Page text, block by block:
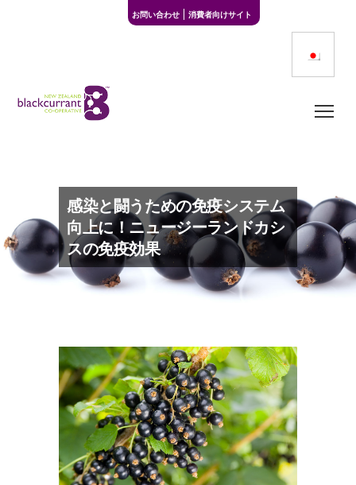
お問い合わせ 消費者向けサイト
感染と闘うための免疫システム
向上に！ニュージーランドカシ
スの免疫効果